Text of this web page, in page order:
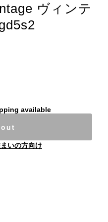
ヴィンテ
available
いの方向け